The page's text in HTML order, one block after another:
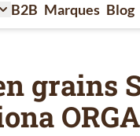
- Chocolat
for Accessoires
Toggle submenu for
B2B Marques Blog
grains